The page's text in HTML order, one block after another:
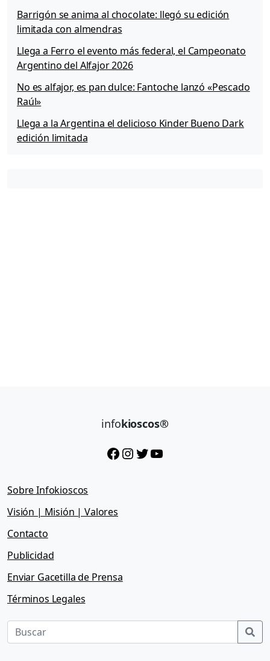
Barrigón se anima al chocolate: llegó su edición
limitada con almendras
Llega a Ferro el evento más federal, el Campeonato
Argentino del Alfajor 2026
No es alfajor, es pan dulce: Fantoche lanzó «Pescado
Raúl»
Llega a la Argentina el delicioso Kinder Bueno Dark
edición limitada
infokioscos®
Facebook InstagramTwitter YouTube
Sobre Infokioscos
Visión | Misión | Valores
Contacto
Publicidad
Enviar Gacetilla de Prensa
Términos Legales